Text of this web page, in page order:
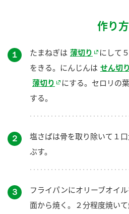
作り方
１ たまねぎは 薄切り
にして
をきる。にんじんは せん切り
薄切り
にする。セロリの
する。
２
塩さばは骨を取り除いて１
ぶす。
３
フライパンにオリーブオイ
面から焼く。２分程度焼い